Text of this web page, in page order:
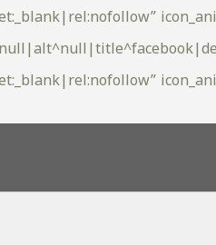
icon_animation=”swing”][/